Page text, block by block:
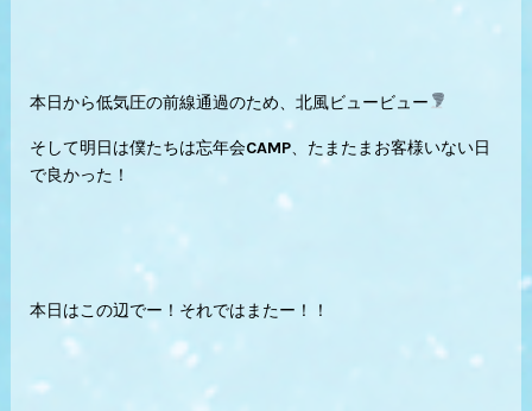
本日から低気圧の前線通過のため、北風ビュービュー
そして明日は僕たちは忘年会CAMP、たまたまお客様いない日
で良かった！
本日はこの辺でー！それではまたー！！